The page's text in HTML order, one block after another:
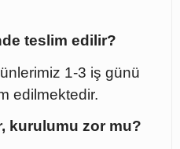
teslim edilir?
1-3 iş günü
edilmektedir.
kurulumu zor mu?